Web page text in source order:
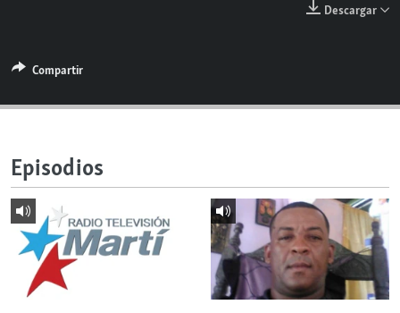
ESPECIALES
LA REALIDAD DE LA VIVIENDA EN CUBA
KENTU-CUBANO
LOS SANTOS DE HIALEAH
DESINFORMACIÓN RUSA EN AMÉRICA LATINA
LA INVASIÓN DE RUSIA A UCRANIA
MULTIMEDIA
EDITORIALES
SÍGUENOS
Descargar
Compartir
Episodios